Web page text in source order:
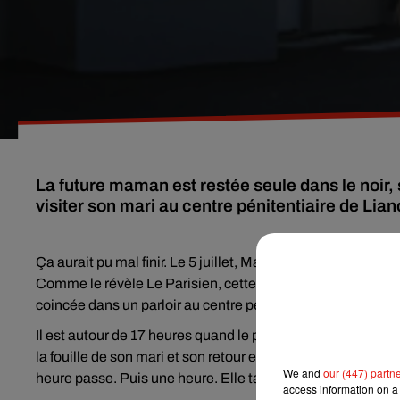
La future maman est restée seule dans le
visiter son mari au centre pénitentiaire de
Ça aurait pu mal finir. Le 5 juillet, Madéré B. était venue
Comme le révèle Le Parisien, cette femme de 43 ans,
coincée dans un parloir au centre pénitentiaire de
Il est autour de 17 heures quand le parloir se termine.
la fouille de son mari et son retour en cellule.
heure passe. Puis une heure. Elle tape à la porte, crie
We and our (447)
access information on